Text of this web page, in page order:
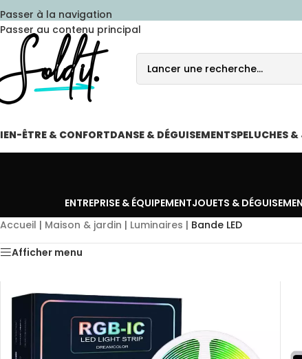
Passer à la navigation
Passer au contenu principal
ÊTRE & CONFORTDANSE & DÉGUISEMENTSPELUCHES
ENTREPRISE & ÉQUIPEMENTJOUETS &
Accueil | Maison & jardin | Luminaires | Bande LED
Afficher menu